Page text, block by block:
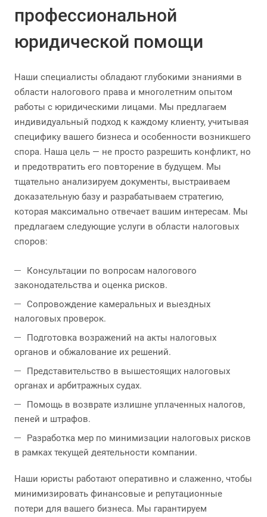
профессиональной
юридической помощи
Наши специалисты обладают глубокими знаниями в
области налогового права и многолетним опытом
работы с юридическими лицами. Мы предлагаем
индивидуальный подход к каждому клиенту, учитывая
специфику вашего бизнеса и особенности возникшего
спора. Наша цель — не просто разрешить конфликт, но
и предотвратить его повторение в будущем. Мы
тщательно анализируем документы, выстраиваем
доказательную базу и разрабатываем стратегию,
которая максимально отвечает вашим интересам. Мы
предлагаем следующие услуги в области налоговых
споров:
Консультации по вопросам налогового
законодательства и оценка рисков.
Сопровождение камеральных и выездных
налоговых проверок.
Подготовка возражений на акты налоговых
органов и обжалование их решений.
Представительство в вышестоящих налоговых
органах и арбитражных судах.
Помощь в возврате излишне уплаченных налогов,
пеней и штрафов.
Разработка мер по минимизации налоговых рисков
в рамках текущей деятельности компании.
Наши юристы работают оперативно и слаженно, чтобы
минимизировать финансовые и репутационные
потери для вашего бизнеса. Мы гарантируем